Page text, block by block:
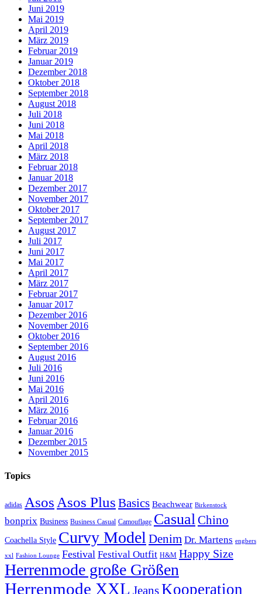
Juni 2019
Mai 2019
April 2019
März 2019
Februar 2019
Januar 2019
Dezember 2018
Oktober 2018
September 2018
August 2018
Juli 2018
Juni 2018
Mai 2018
April 2018
März 2018
Februar 2018
Januar 2018
Dezember 2017
November 2017
Oktober 2017
September 2017
August 2017
Juli 2017
Juni 2017
Mai 2017
April 2017
März 2017
Februar 2017
Januar 2017
Dezember 2016
November 2016
Oktober 2016
September 2016
August 2016
Juli 2016
Juni 2016
Mai 2016
April 2016
März 2016
Februar 2016
Januar 2016
Dezember 2015
November 2015
Topics
adidas Asos Asos Plus Basics Beachwear Birkenstock
bonprix Business Business Casual Camouflage Casual Chino
Coachella Style Curvy Model Denim Dr. Martens engbers
xxl Fashion Lounge Festival Festival Outfit H&M Happy Size
Herrenmode große Größen
Herrenmode XXL JeansKooperation